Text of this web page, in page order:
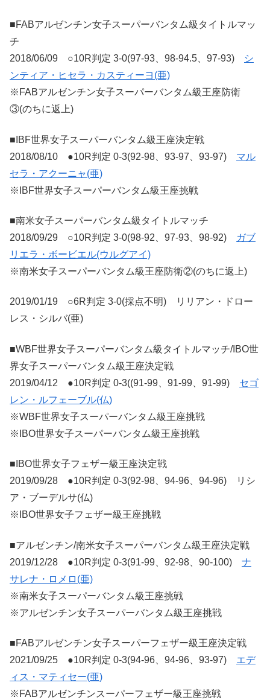
■FABアルゼンチン女子スーパーバンタム級タイトルマッ
チ
2018/06/09 ○10R判定 3-0(97-93、98-94.5、97-93)
シ
ンティア・ヒセラ・カスティーヨ(亜)
※FABアルゼンチン女子スーパーバンタム級王座防衛
③(のちに返上)
■IBF世界女子スーパーバンタム級王座決定戦
2018/08/10 ●10R判定 0-3(92-98、93-97、93-97) マル
セラ・アクーニャ(亜)
※IBF世界女子スーパーバンタム級王座挑戦
■南米女子スーパーバンタム級タイトルマッチ
2018/09/29 ○10R判定 3-0(98-92、97-93、98-92)
ガブ
リエラ・ボービエル(ウルグアイ)
※南米女子スーパーバンタム級王座防衛②(のちに返上)
2019/01/19 ○6R判定 3-0(採点不明) リリアン・ドロー
レス・シルバ(亜)
■WBF世界女子スーパーバンタム級タイトルマッチ/IBO世
界女子スーパーバンタム級王座決定戦
2019/04/12 ●10R判定 0-3((91-99、91-99、91-99) セゴ
レン・ルフェーブル(仏)
※WBF世界女子スーパーバンタム級王座挑戦
※IBO世界女子スーパーバンタム級王座挑戦
■IBO世界女子フェザー級王座決定戦
2019/09/28 ●10R判定 0-3(92-98、94-96、94-96) リシ
ア・ブーデルサ(仏)
※IBO世界女子フェザー級王座挑戦
■アルゼンチン/南米女子スーパーバンタム級王座決定戦
2019/12/28 ●10R判定 0-3(91-99、92-98、90-100) ナ
サレナ・ロメロ(亜)
※南米女子スーパーバンタム級王座挑戦
※アルゼンチン女子スーパーバンタム級王座挑戦
■FABアルゼンチン女子スーパーフェザー級王座決定戦
2021/09/25 ●10R判定 0-3(94-96、94-96、93-97) エデ
ィス・マティセー(亜)
※FABアルゼンチンスーパーフェザー級王座挑戦